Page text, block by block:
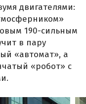
двигателями:
190-сильным
в пару
«автомат», а
«робот» с